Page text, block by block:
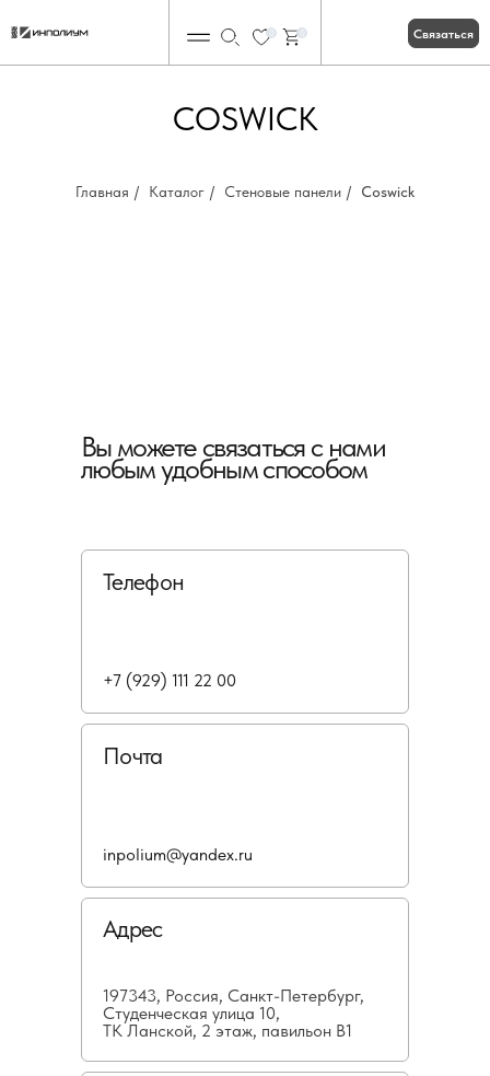
Связаться
COSWICK
Главная / Каталог / Стеновые панели / Coswick
Вы можете связаться с нами
любым удобным способом
Телефон
Почта
Адрес
197343, Россия, Санкт-Петербург,
Студенческая улица 10,
ТК Ланской, 2 этаж, павильон В1
+7 (929) 111 22 00
inpolium@yandex.ru